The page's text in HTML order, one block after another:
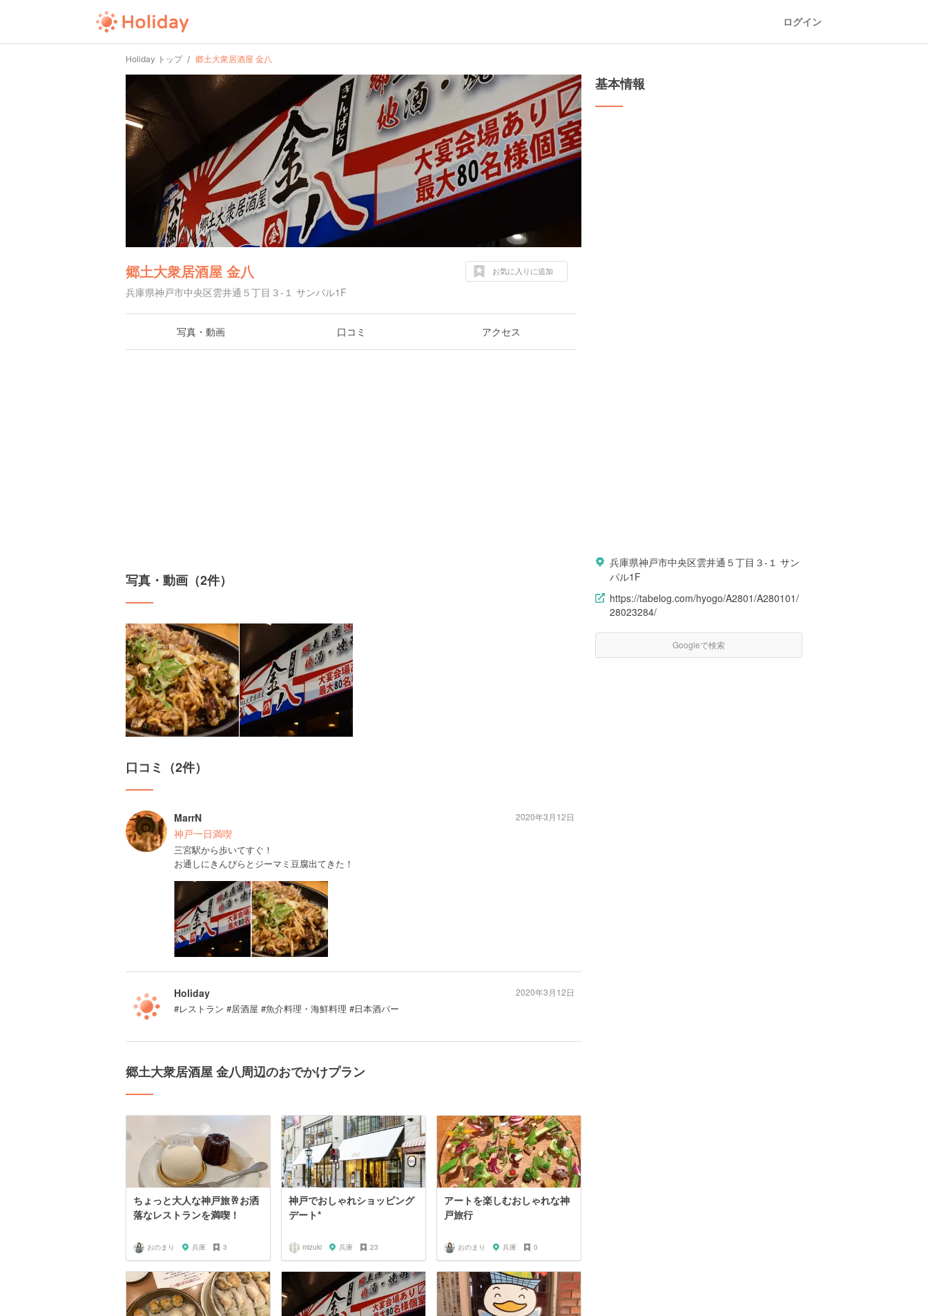
ログイン
Holiday トップ 郷土大衆居酒屋 金八
郷土大衆居酒屋 金八
兵庫県神戸市中央区雲井通５丁目３-１ サンパル1F
お気に入りに追加
写真・動画 口コミ アクセス
写真・動画（2件）
口コミ（2件）
MarrN
神戸一日満喫
三宮駅から歩いてすぐ！
お通しにきんぴらとジーマミ豆腐出てきた！
2020年3月12日
Holiday
#レストラン #居酒屋 #魚介料理・海鮮料理 #日本酒バー
2020年3月12日
郷土大衆居酒屋 金八周辺のおでかけプラン
ちょっと大人な神戸旅🥂お洒
落なレストランを満喫！
おのまり 兵庫 3
神戸でおしゃれショッピング
デート*
mizuki 兵庫 23
アートを楽しむおしゃれな神
戸旅行
おのまり 兵庫 0
基本情報
兵庫県神戸市中央区雲井通５丁目３-１ サン
パル1F
https://tabelog.com/hyogo/A2801/A280101/
28023284/
Googleで検索